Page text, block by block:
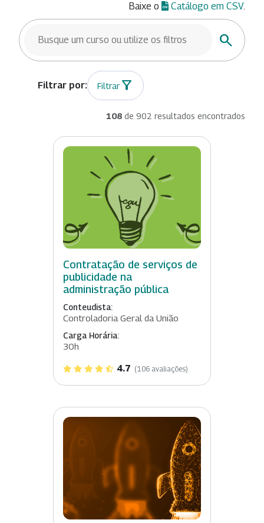
Baixe o Catálogo em CSV.
BUSCAR CURSOS
Buscar
Filtrar
108 de 902 resultados encontrados
Contratação de serviços de
publicidade na
administração pública
Conteudista:
Controladoria Geral da União
Carga Horária:
30h
4.7 (106 avaliações)